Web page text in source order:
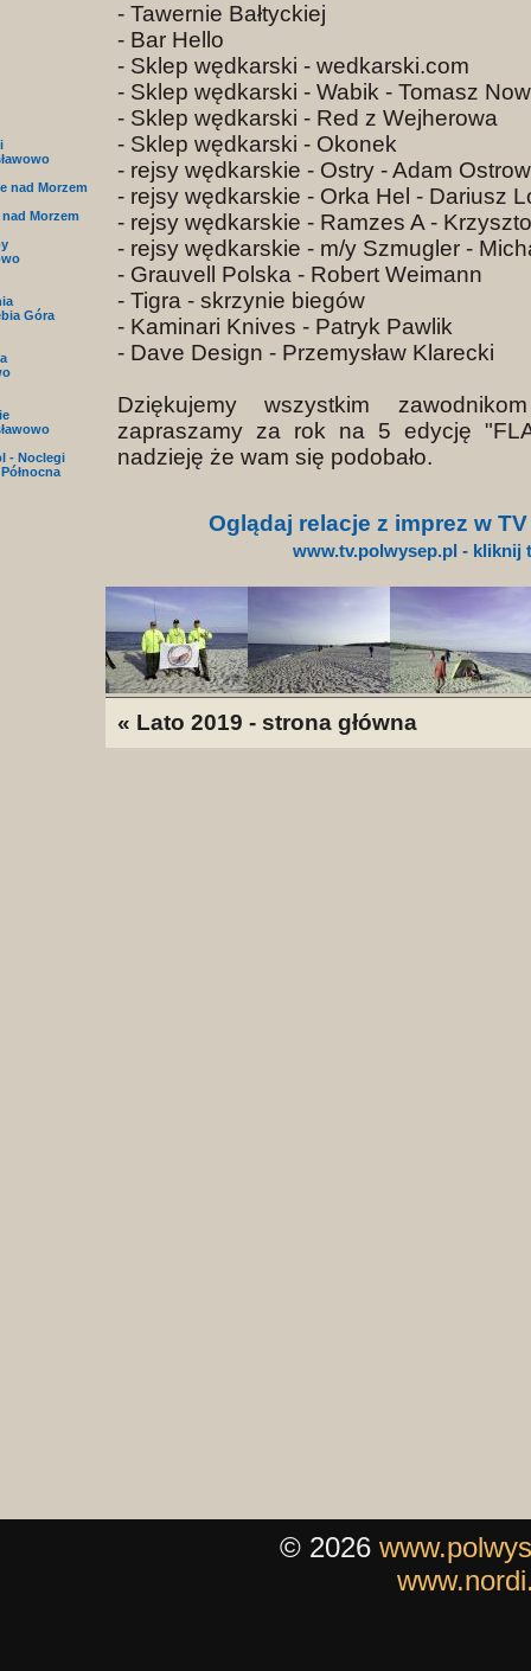
nad Morzem
Morzem
Góra
- Noclegi
- Tawernie Bałtyckiej
- Bar Hello
- Sklep wędkarski - wedkarski.com
- Sklep wędkarski - Wabik - Tomasz
- Sklep wędkarski - Red z Wejherowa
- Sklep wędkarski - Okonek
- rejsy wędkarskie - Ostry - Adam
- rejsy wędkarskie - Orka Hel - Dariusz
- rejsy wędkarskie - Ramzes A -
- rejsy wędkarskie - m/y Szmugler -
- Grauvell Polska - Robert Weimann
- Tigra - skrzynie biegów
- Kaminari Knives - Patryk Pawlik
- Dave Design - Przemysław Klarecki
Dziękujemy wszystkim
zapraszamy za rok na 5 edycję
nadzieję że wam się podobało.
Oglądaj relacje z imprez w
www.tv.polwysep.pl - kliknij
« Lato 2019 - strona główna
© 2026